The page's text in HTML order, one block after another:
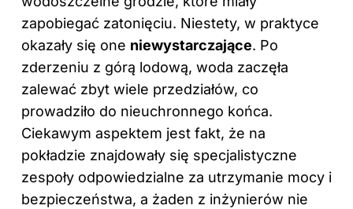
zapobiegać zatonięciu. Niestety, w praktyce
okazały się one niewystarczające. Po
zderzeniu z górą lodową, woda zaczęła
zalewać zbyt wiele przedziałów, co
prowadziło do nieuchronnego końca.
Ciekawym aspektem jest fakt, że na
pokładzie znajdowały się specjalistyczne
zespoły odpowiedzialne za utrzymanie mocy i
bezpieczeństwa, a żaden z inżynierów nie